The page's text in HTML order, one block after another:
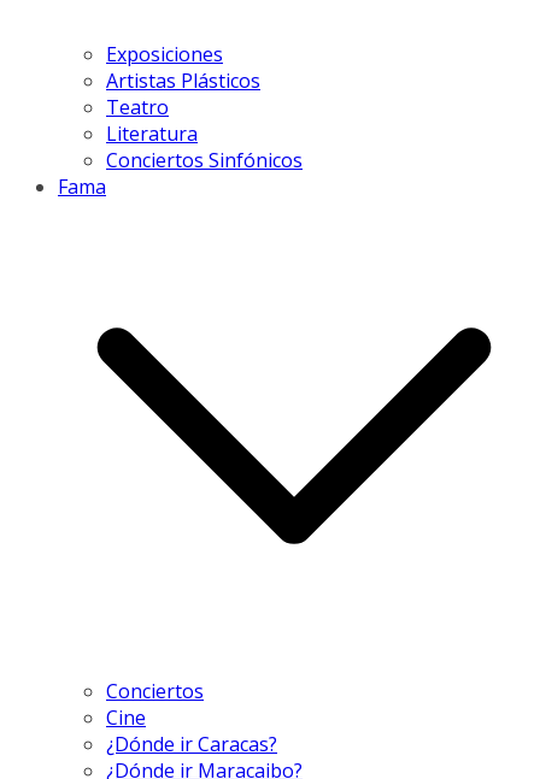
Exposiciones
Artistas Plásticos
Teatro
Literatura
Conciertos Sinfónicos
Fama
Conciertos
Cine
¿Dónde ir Caracas?
¿Dónde ir Maracaibo?